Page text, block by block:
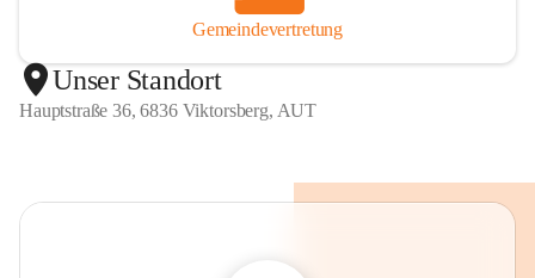
Gemeindevertretung
Unser Standort
Hauptstraße 36, 6836 Viktorsberg, AUT